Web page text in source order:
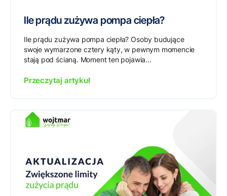
Ile prądu zużywa pompa ciepła?
Ile prądu zużywa pompa ciepła? Osoby budujące
swoje wymarzone cztery kąty, w pewnym momencie
stają pod ścianą. Moment ten pojawia...
Przeczytaj artykuł